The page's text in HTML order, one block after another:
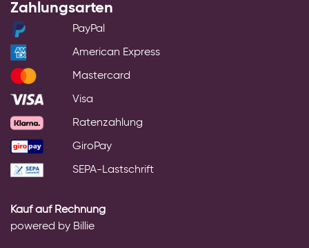
Zahlungsarten
PayPal
American Express
Mastercard
Visa
Ratenzahlung
GiroPay
SEPA-Lastschrift
Kauf auf Rechnung
powered by Billie